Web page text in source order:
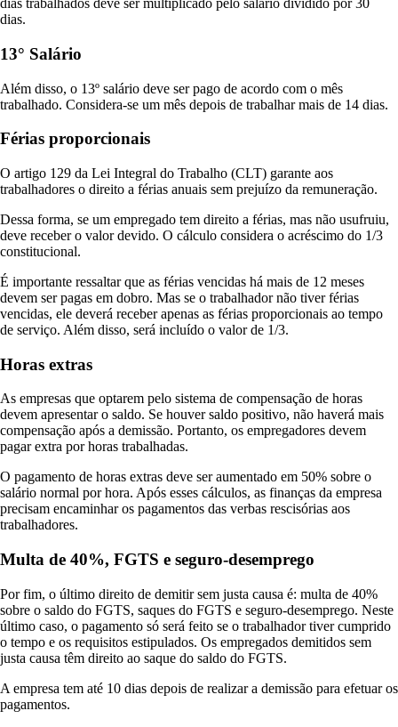
dias trabalhados deve ser multiplicado pelo salário dividido por 30
dias.
13° Salário
Além disso, o 13º salário deve ser pago de acordo com o mês
trabalhado. Considera-se um mês depois de trabalhar mais de 14 dias.
Férias proporcionais
O artigo 129 da Lei Integral do Trabalho (CLT) garante aos
trabalhadores o direito a férias anuais sem prejuízo da remuneração.
Dessa forma, se um empregado tem direito a férias, mas não usufruiu,
deve receber o valor devido. O cálculo considera o acréscimo do 1/3
constitucional.
É importante ressaltar que as férias vencidas há mais de 12 meses
devem ser pagas em dobro. Mas se o trabalhador não tiver férias
vencidas, ele deverá receber apenas as férias proporcionais ao tempo
de serviço. Além disso, será incluído o valor de 1/3.
Horas extras
As empresas que optarem pelo sistema de compensação de horas
devem apresentar o saldo. Se houver saldo positivo, não haverá mais
compensação após a demissão. Portanto, os empregadores devem
pagar extra por horas trabalhadas.
O pagamento de horas extras deve ser aumentado em 50% sobre o
salário normal por hora. Após esses cálculos, as finanças da empresa
precisam encaminhar os pagamentos das verbas rescisórias aos
trabalhadores.
Multa de 40%, FGTS e seguro-desemprego
Por fim, o último direito de demitir sem justa causa é: multa de 40%
sobre o saldo do FGTS, saques do FGTS e seguro-desemprego. Neste
último caso, o pagamento só será feito se o trabalhador tiver cumprido
o tempo e os requisitos estipulados. Os empregados demitidos sem
justa causa têm direito ao saque do saldo do FGTS.
A empresa tem até 10 dias depois de realizar a demissão para efetuar os
pagamentos.